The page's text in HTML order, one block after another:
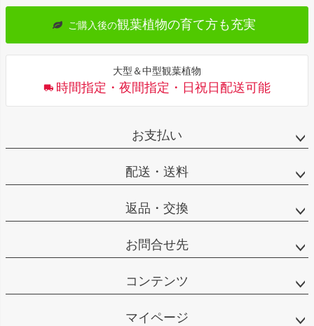
ご購入後の観葉植物の育て方も充実
大型＆中型観葉植物
時間指定・夜間指定・日祝日配送可能
お支払い
配送・送料
返品・交換
お問合せ先
コンテンツ
マイページ